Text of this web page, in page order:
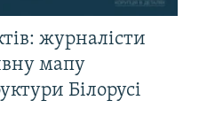
журналісти
мапу
Білорусі